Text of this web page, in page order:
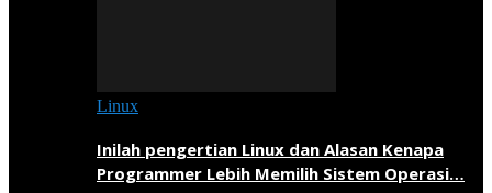
Linux
Inilah pengertian Linux dan Alasan Kenapa
Programmer Lebih Memilih Sistem Operasi…